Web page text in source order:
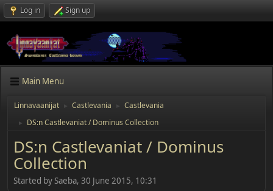
Log in Sign up
Main Menu
Linnavaanijat Castlevania Castlevania
► DS:n Castlevaniat / Dominus Collection
DS:n Castlevaniat / Dominus
Collection
Started by Saeba, 30 June 2015, 10:31